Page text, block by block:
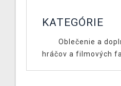
KATEGÓRIE
Oblečenie a
hráčov a filmových